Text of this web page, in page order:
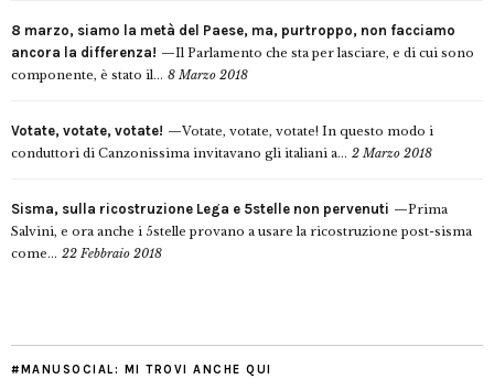
8 marzo, siamo la metà del Paese, ma, purtroppo, non facciamo
ancora la differenza!
Il Parlamento che sta per lasciare, e di cui sono
componente, è stato il... 8 Marzo 2018
Votate, votate, votate!
Votate, votate, votate! In questo modo i
conduttori di Canzonissima invitavano gli italiani a... 2 Marzo 2018
Sisma, sulla ricostruzione Lega e 5stelle non pervenuti
Prima
Salvini, e ora anche i 5stelle provano a usare la ricostruzione post-sisma
come... 22 Febbraio 2018
#MANUSOCIAL: MI TROVI ANCHE QUI